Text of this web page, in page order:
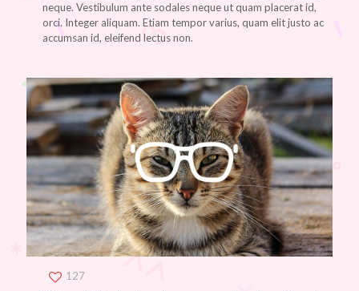
neque. Vestibulum ante sodales neque ut quam placerat id,
orci. Integer aliquam. Etiam tempor varius, quam elit justo ac
accumsan id, eleifend lectus non.
127